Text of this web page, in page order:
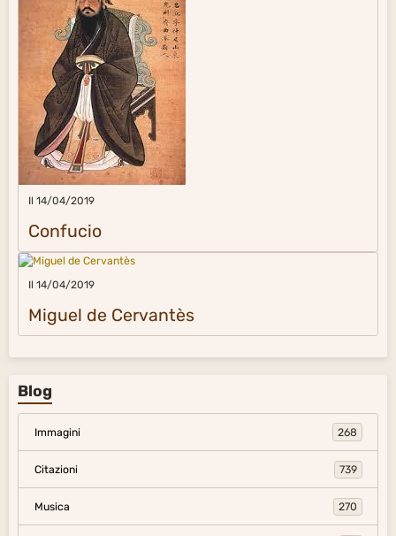
Il 14/04/2019
Confucio
Il 14/04/2019
Miguel de Cervantès
Blog
Immagini 268
Citazioni 739
Musica 270